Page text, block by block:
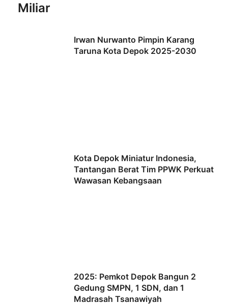
Miliar
Irwan Nurwanto Pimpin Karang
Taruna Kota Depok 2025-2030
Kota Depok Miniatur Indonesia,
Tantangan Berat Tim PPWK Perkuat
Wawasan Kebangsaan
2025: Pemkot Depok Bangun 2
Gedung SMPN, 1 SDN, dan 1
Madrasah Tsanawiyah